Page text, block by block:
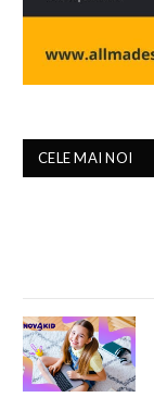
CELE MAI NOI